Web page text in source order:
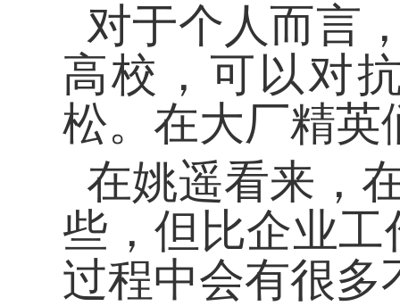
对于个人而言
高校，可以对
松。在大厂精英
在姚遥看来，
些，但比企业工
过程中会有很多